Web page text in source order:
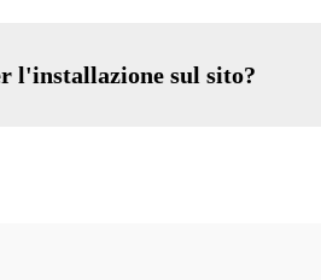
l'installazione sul sito?